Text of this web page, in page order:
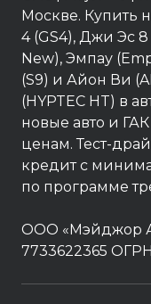
Москве. Купить
4 (GS4), Джи Эс
New), Эмпау
(S9) и Айон Ви
(HYPTEC HT) в
новые авто и
ценам. Тест-
кредит с
по программе
ООО «Мэйджор
7733622365